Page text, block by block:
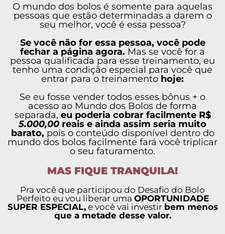
O mundo dos bolos é somente para aquelas
pessoas que estão determinadas a darem o
seu melhor, você é essa pessoa?
Se você não for essa pessoa, você pode
fechar a página agora. Mas se você for a
pessoa qualificada para esse treinamento, eu
tenho uma condição especial para você que
entrar para o treinamento hoje:
Se eu fosse vender todos esses bônus + o
acesso ao Mundo dos Bolos de forma
separada, eu poderia cobrar facilmente R$
5.000,00 reais e ainda assim seria muito
barato, pois o conteúdo disponível dentro do
mundo dos bolos facilmente fará você triplicar
o seu faturamento.
MAS FIQUE TRANQUILA!
Pra você que participou do Desafio do Bolo
Perfeito eu vou liberar uma OPORTUNIDADE
SUPER ESPECIAL,e você vai investir bem menos
que a metade desse valor.